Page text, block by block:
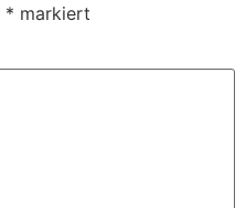
* markiert